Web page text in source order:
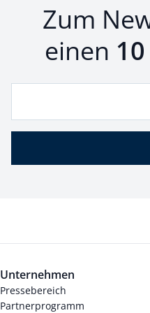
Zum
einen
Unternehmen
Pressebereich
Partnerprogramm